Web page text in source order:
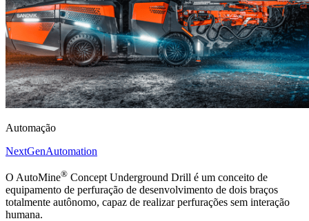
Automação
NextGenAutomation
O AutoMine® Concept Underground Drill é um conceito de
equipamento de perfuração de desenvolvimento de dois braços
totalmente autônomo, capaz de realizar perfurações sem interação
humana.